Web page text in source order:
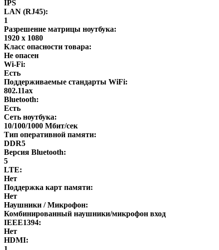
IPS
LAN (RJ45):
1
Разрешение матрицы ноутбука:
1920 x 1080
Класс опасности товара:
Не опасен
Wi-Fi:
Есть
Поддерживаемые стандарты WiFi:
802.11ax
Bluetooth:
Есть
Сеть ноутбука:
10/100/1000 Мбит/сек
Тип оперативной памяти:
DDR5
Версия Bluetooth:
5
LTE:
Нет
Поддержка карт памяти:
Нет
Наушники / Микрофон:
Комбинированный наушники/микрофон вход
IEEE1394:
Нет
HDMI: